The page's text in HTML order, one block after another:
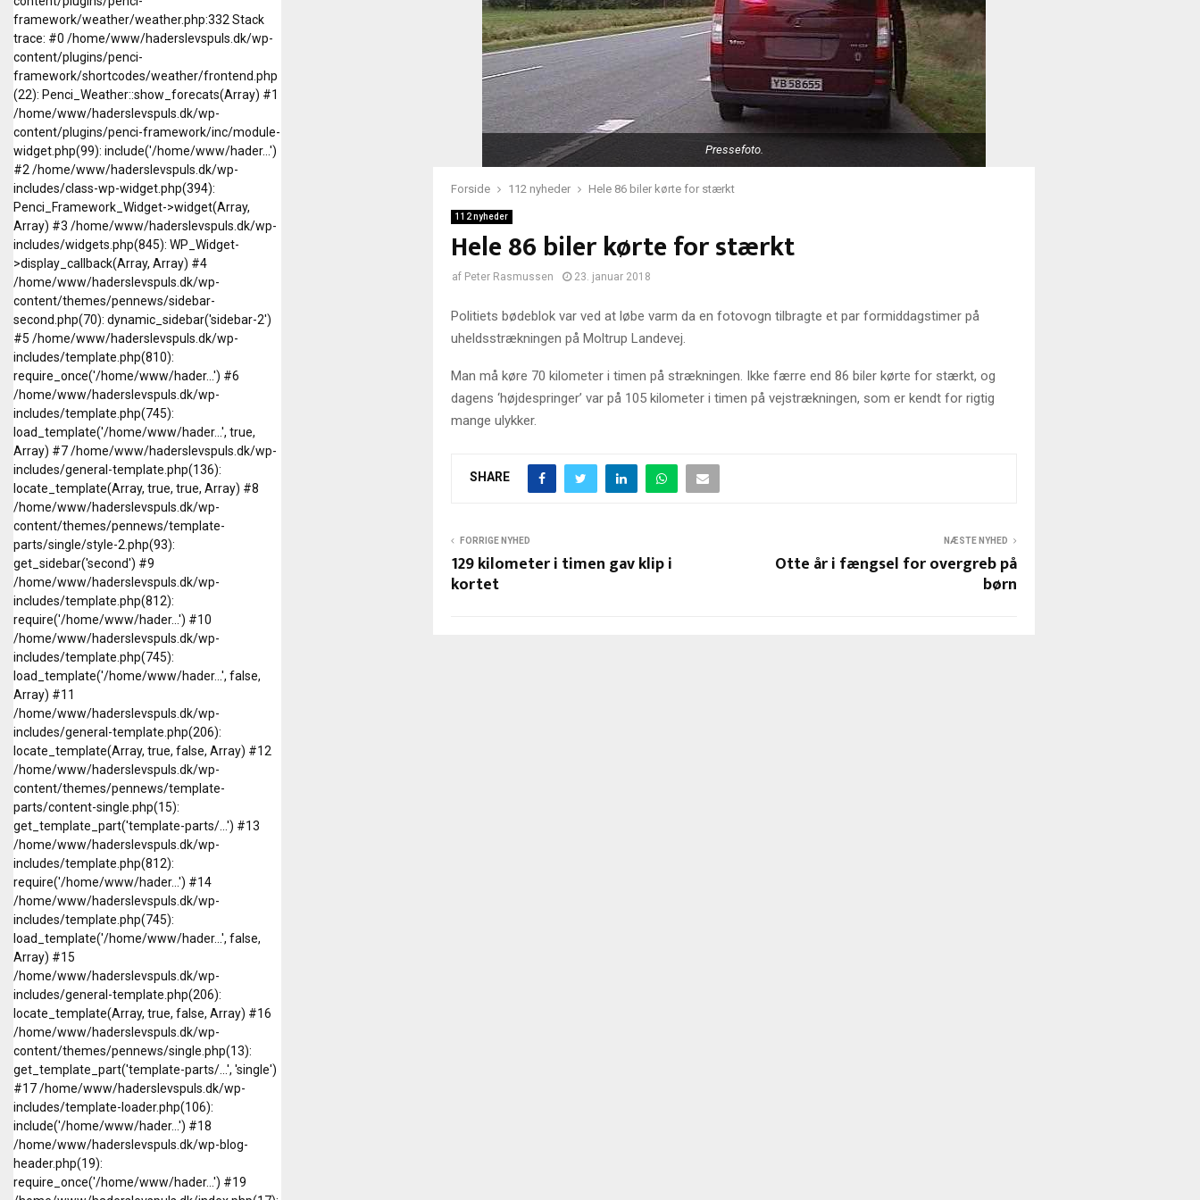
Pressefoto.
Forside 112 nyheder Hele 86 biler kørte for stærkt
112 nyheder
Hele 86 biler kørte for stærkt
af Peter Rasmussen 23. januar 2018
Politiets bødeblok var ved at løbe varm da en fotovogn tilbragte et par formiddagstimer på
uheldsstrækningen på Moltrup Landevej.
Man må køre 70 kilometer i timen på strækningen. Ikke færre end 86 biler kørte for stærkt, og
dagens ‘højdespringer’ var på 105 kilometer i timen på vejstrækningen, som er kendt for rigtig
mange ulykker.
SHARE
FORRIGE NYHED
129 kilometer i timen gav klip i
kortet
NÆSTE NYHED
Otte år i fængsel for overgreb på
børn
framework/weather/weather.php:332 Stack
trace: #0 /home/www/haderslevspuls.dk/wp-
content/plugins/penci-
framework/shortcodes/weather/frontend.php
(22): Penci_Weather::show_forecats(Array) #1
/home/www/haderslevspuls.dk/wp-
content/plugins/penci-framework/inc/module-
widget.php(99): include('/home/www/hader...')
#2 /home/www/haderslevspuls.dk/wp-
includes/class-wp-widget.php(394):
Penci_Framework_Widget->widget(Array,
Array) #3 /home/www/haderslevspuls.dk/wp-
includes/widgets.php(845): WP_Widget-
>display_callback(Array, Array) #4
/home/www/haderslevspuls.dk/wp-
content/themes/pennews/sidebar-
second.php(70): dynamic_sidebar('sidebar-2')
#5 /home/www/haderslevspuls.dk/wp-
includes/template.php(810):
require_once('/home/www/hader...') #6
/home/www/haderslevspuls.dk/wp-
includes/template.php(745):
load_template('/home/www/hader...', true,
Array) #7 /home/www/haderslevspuls.dk/wp-
includes/general-template.php(136):
locate_template(Array, true, true, Array) #8
/home/www/haderslevspuls.dk/wp-
content/themes/pennews/template-
parts/single/style-2.php(93):
get_sidebar('second') #9
/home/www/haderslevspuls.dk/wp-
includes/template.php(812):
require('/home/www/hader...') #10
/home/www/haderslevspuls.dk/wp-
includes/template.php(745):
load_template('/home/www/hader...', false,
Array) #11
/home/www/haderslevspuls.dk/wp-
includes/general-template.php(206):
locate_template(Array, true, false, Array) #12
/home/www/haderslevspuls.dk/wp-
content/themes/pennews/template-
parts/content-single.php(15):
get_template_part('template-parts/...') #13
/home/www/haderslevspuls.dk/wp-
includes/template.php(812):
require('/home/www/hader...') #14
/home/www/haderslevspuls.dk/wp-
includes/template.php(745):
load_template('/home/www/hader...', false,
Array) #15
/home/www/haderslevspuls.dk/wp-
includes/general-template.php(206):
locate_template(Array, true, false, Array) #16
/home/www/haderslevspuls.dk/wp-
content/themes/pennews/single.php(13):
get_template_part('template-parts/...', 'single')
#17 /home/www/haderslevspuls.dk/wp-
includes/template-loader.php(106):
include('/home/www/hader...') #18
/home/www/haderslevspuls.dk/wp-blog-
header.php(19):
require_once('/home/www/hader...') #19